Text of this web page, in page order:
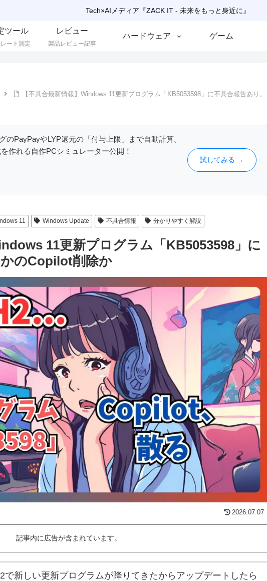
Tech×AIメディア『ZACK IT - 未来をもっと身近に』
ツール
ート測定
レビュー
製品レビュー記事
ハードウェア ゲーム
【不具合最新情報】Windows 11更新プログラム「KB5053598」に不具合報告あり。
のPayPayやLYP還元の「付与上限」まで自動計算。
作れる自作PCシミュレーター公開！
試してみる →
11 Windows Update 不具合情報 分かりやすく解説
11更新プログラム「KB5053598」に
のCopilot削除か
2026.07.07
記事内に広告が含まれています。
で新しい更新プログラムが降りてきたからアップデートしたら